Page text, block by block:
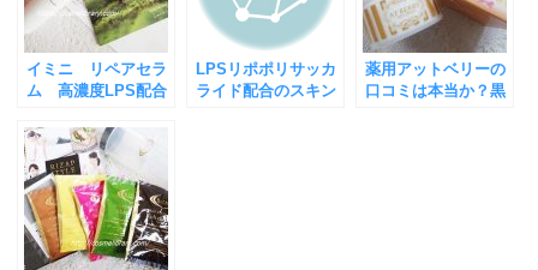
イミニ リペアセラ
ム 高濃度LPS配合
肌へ
LPSリポポリサッカ
ライド配合のスキン
薬用アットベリーの
口コミは本当か？黒